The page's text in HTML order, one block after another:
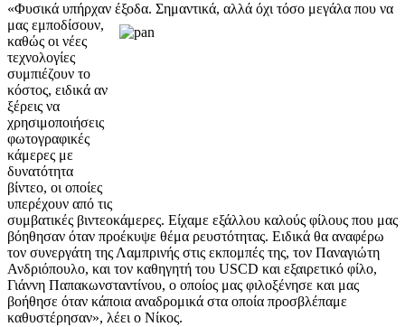
«Φυσικά υπήρχαν έξοδα. Σημαντικά, αλλά όχι τόσο μεγάλα που να
μας εμποδίσουν,
καθώς οι νέες
τεχνολογίες
συμπιέζουν το
κόστος, ειδικά αν
ξέρεις να
χρησιμοποιήσεις
φωτογραφικές
κάμερες με
δυνατότητα
βίντεο, οι οποίες
υπερέχουν από τις
συμβατικές βιντεοκάμερες. Είχαμε εξάλλου καλούς φίλους που μας
βόηθησαν όταν προέκυψε θέμα ρευστότητας. Ειδικά θα αναφέρω
τον συνεργάτη της Λαμπρινής στις εκπομπές της, τον Παναγιώτη
Ανδριόπουλο, και τον καθηγητή του USCD και εξαιρετικό φίλο,
Γιάννη Παπακωνσταντίνου, ο οποίος μας φιλοξένησε και μας
βοήθησε όταν κάποια αναδρομικά στα οποία προσβλέπαμε
καθυστέρησαν», λέει ο Νίκος.